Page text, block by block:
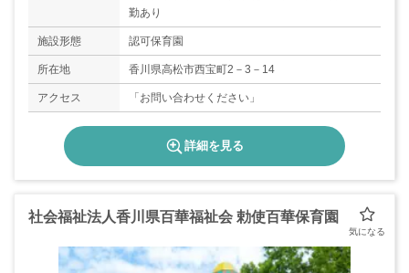
勤あり
施設形態 認可保育園
所在地 香川県高松市西宝町2－3－14
アクセス 「お問い合わせください」
詳細を見る
社会福祉法人香川県百華福祉会 勅使百華保育園